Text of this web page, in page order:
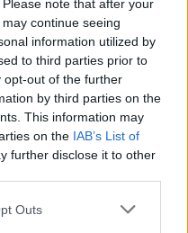
note that after your
continue seeing
information utilized by
to third parties prior to
opt-out of the further
by third parties on the
This information may
on the IAB’s List of
further disclose it to other
Outs
Article suivant
Alzheimer : Symptômes
précoces et révélations
choquantes à connaître